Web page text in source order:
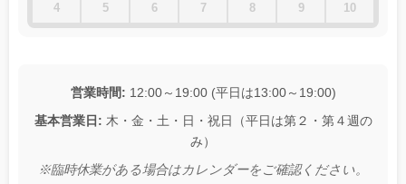
4 5 6 7 8 9 10
営業時間: 12:00～19:00 (平日は13:00～19:00)
基本営業日: 木・金・土・日・祝日（平日は第２・第４週の
み）
※臨時休業がある場合はカレンダーをご確認ください。